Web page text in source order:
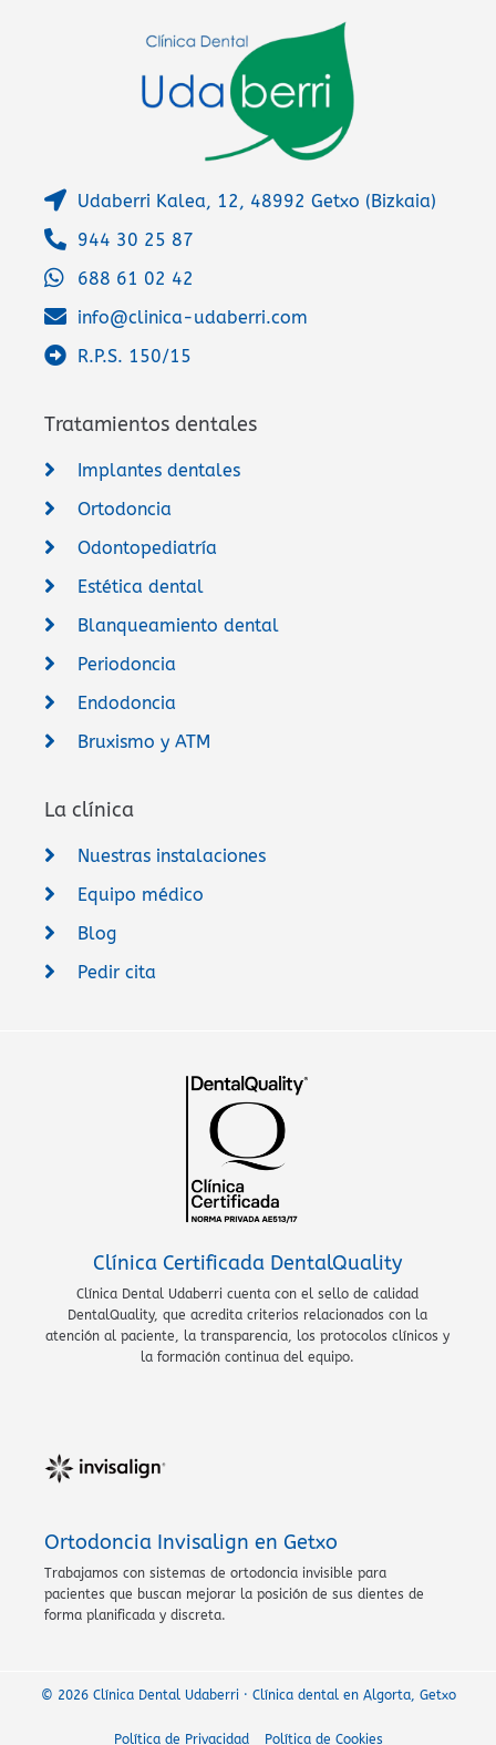
Udaberri Kalea, 12, 48992 Getxo (Bizkaia)
944 30 25 87
688 61 02 42
info@clinica-udaberri.com
R.P.S. 150/15
Tratamientos dentales
Implantes dentales
Ortodoncia
Odontopediatría
Estética dental
Blanqueamiento dental
Periodoncia
Endodoncia
Bruxismo y ATM
La clínica
Nuestras instalaciones
Equipo médico
Blog
Pedir cita
Clínica Certificada DentalQuality
Clínica Dental Udaberri cuenta con el sello de calidad
DentalQuality, que acredita criterios relacionados con la
atención al paciente, la transparencia, los protocolos clínicos y
la formación continua del equipo.
Ortodoncia Invisalign en Getxo
Trabajamos con sistemas de ortodoncia invisible para
pacientes que buscan mejorar la posición de sus dientes de
forma planificada y discreta.
© 2026 Clínica Dental Udaberri · Clínica dental en Algorta, Getxo
Política de Privacidad Política de Cookies